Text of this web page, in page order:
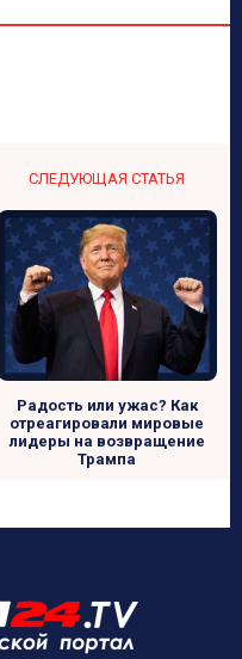
СЛЕДУЮЩАЯ СТАТЬЯ
Радость или ужас? Как
отреагировали мировые
лидеры на возвращение
Трампа